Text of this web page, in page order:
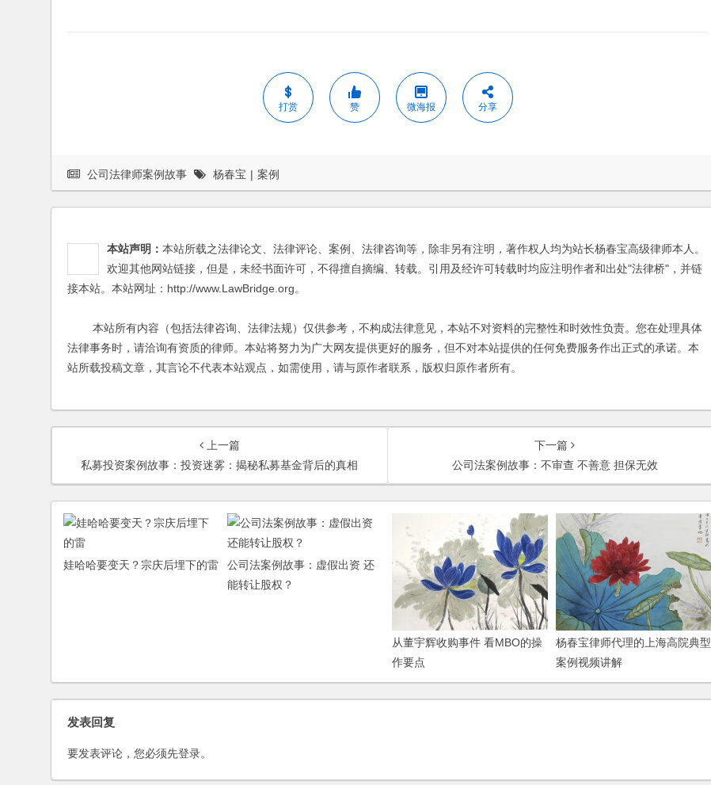
打赏 赞 微海报 分享
公司法律师案例故事 杨春宝 | 案例
本站声明： 本站所载之法律论文、法律评论、案例、法律咨询等，除非另有注明，著作权人均为站长杨春宝高级律师本人。
欢迎其他网站链接，但是，未经书面许可，不得擅自摘编、转载。引用及经许可转载时均应注明作者和出处"法律桥"，并链
接本站。本站网址：http://www.LawBridge.org。
本站所有内容（包括法律咨询、法律法规）仅供参考，不构成法律意见，本站不对资料的完整性和时效性负责。您在处理具体
法律事务时，请洽询有资质的律师。本站将努力为广大网友提供更好的服务，但不对本站提供的任何免费服务作出正式的承诺。本
站所载投稿文章，其言论不代表本站观点，如需使用，请与原作者联系，版权归原作者所有。
上一篇
私募投资案例故事：投资迷雾：揭秘私募基金背后的真相
下一篇
公司法案例故事：不审查 不善意 担保无效
娃哈哈要变天？宗庆后埋下的雷
公司法案例故事：虚假出资 还
能转让股权？
从董宇辉收购事件 看MBO的操
作要点
杨春宝律师代理的上海高院典型
案例视频讲解
发表回复
要发表评论，您必须先登录。